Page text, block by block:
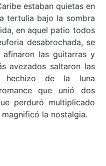
estaban quietas en
tertulia bajo la sombra
en aquel patio todos
desabrochada, se
las guitarras y
avezados saltaron las
hechizo de la luna
que unió dos
perduró multiplicado
la nostalgia.